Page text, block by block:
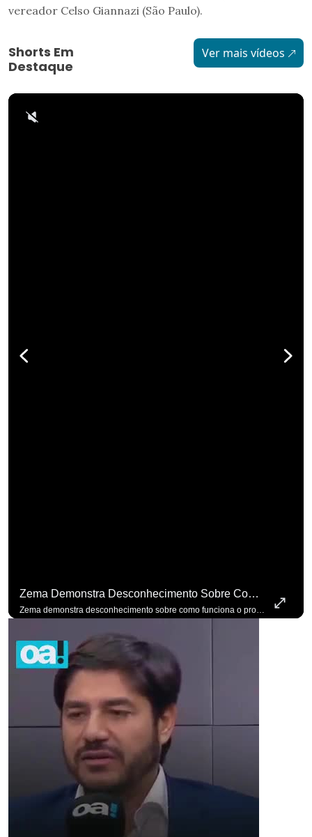
vereador Celso Giannazi (São Paulo).
Shorts Em
Destaque
Ver mais vídeos
Zema Demonstra Desconhecimento Sobre Como Funciona O Processo De Mudança Das Leis. #OAntagonista